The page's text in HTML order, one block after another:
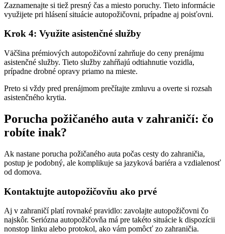
Zaznamenajte si tiež presný čas a miesto poruchy. Tieto informácie
využijete pri hlásení situácie autopožičovni, prípadne aj poisťovni.
Krok 4: Využite asistenčné služby
Väčšina prémiových autopožičovní zahrňuje do ceny prenájmu
asistenčné služby. Tieto služby zahŕňajú odtiahnutie vozidla,
prípadne drobné opravy priamo na mieste.
Preto si vždy pred prenájmom prečítajte zmluvu a overte si rozsah
asistenčného krytia.
Porucha požičaného auta v zahraničí: čo
robíte inak?
Ak nastane porucha požičaného auta počas cesty do zahraničia,
postup je podobný, ale komplikuje sa jazyková bariéra a vzdialenosť
od domova.
Kontaktujte autopožičovňu ako prvé
Aj v zahraničí platí rovnaké pravidlo: zavolajte autopožičovni čo
najskôr. Seriózna autopožičovňa má pre takéto situácie k dispozícii
nonstop linku alebo protokol, ako vám pomôcť zo zahraničia.